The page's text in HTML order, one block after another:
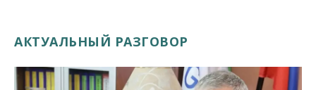
АКТУАЛЬНЫЙ РАЗГОВОР